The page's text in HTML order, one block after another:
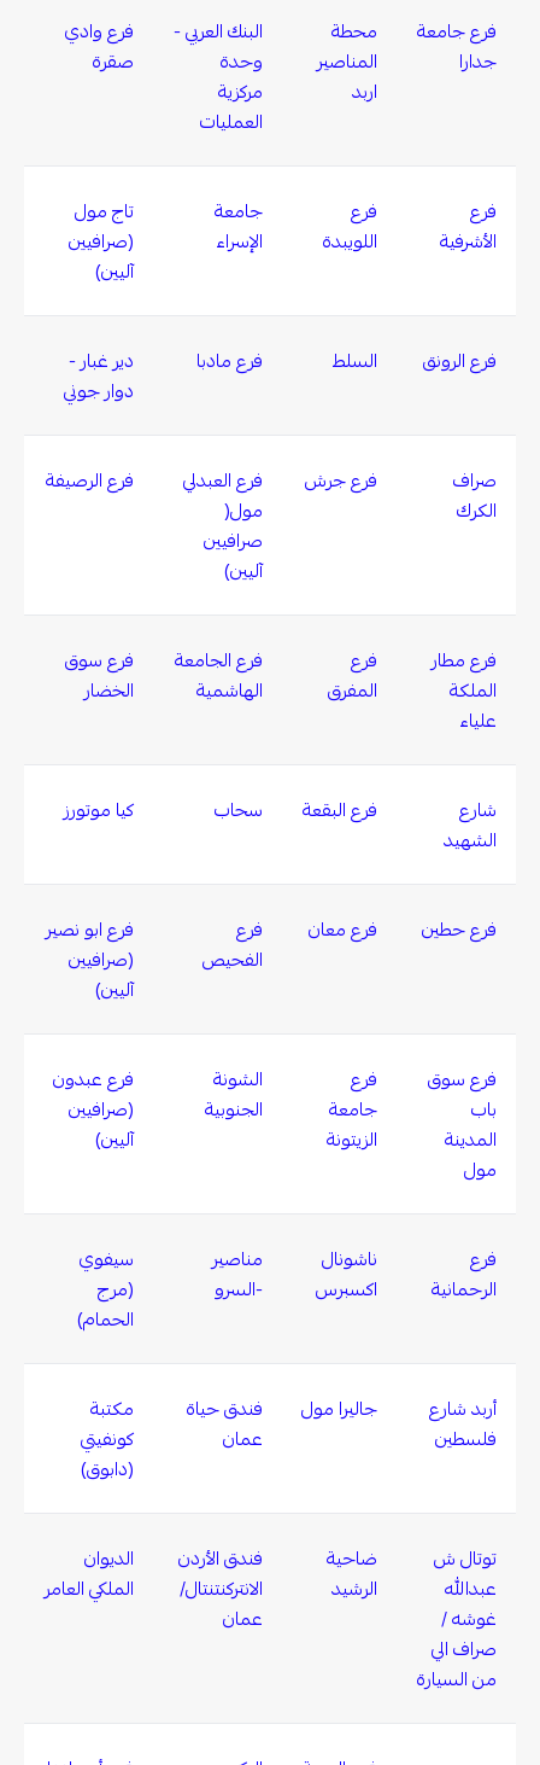
فرع جامعة
جدارا
محطة
المناصير
اربد
البنك العربي -
وحدة
مركزية
العمليات
فرع وادي
صقرة
فرع
الأشرفية
فرع
اللويبدة
جامعة
الإسراء
تاج مول
(صرافيين
آليين)
فرع الرونق السلط فرع مادبا
دير غبار -
دوار جوني
صراف
الكرك
فرع جرش
فرع العبدلي
مول(
صرافيين
آليين)
فرع الرصيفة
فرع مطار
الملكة
علياء
فرع
المفرق
فرع الجامعة
الهاشمية
فرع سوق
الخضار
شارع
الشهيد
فرع البقعة سحاب كيا موتورز
فرع حطين فرع معان
فرع
الفحيص
فرع ابو نصير
(صرافيين
آليين)
فرع سوق
باب
المدينة
مول
فرع
جامعة
الزيتونة
الشونة
الجنوبية
فرع عبدون
(صرافيين
آليين)
فرع
الرحمانية
ناشونال
اكسبرس
مناصير
-السرو
سيفوي
(مرج
الحمام)
أربد شارع
فلسطين
جاليرا مول
فندق حياة
عمان
مكتبة
كونفيتي
(دابوق)
توتال ش
عبدالله
غوشه /
صراف الي
من السيارة
ضاحية
الرشيد
فندق الأردن
الانتركنتنتال/
عمان
الديوان
الملكي العامر